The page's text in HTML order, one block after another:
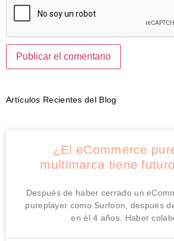
Artículos Recientes del Blog
¿El eCommerce
multimarca tiene
Después de haber cerrado un
pureplayer como Surfoon, después
en él 4 años. Haber